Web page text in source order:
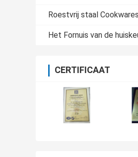
Roestvrij staal Cookwares
Het Fornuis van de
CERTIFICAAT